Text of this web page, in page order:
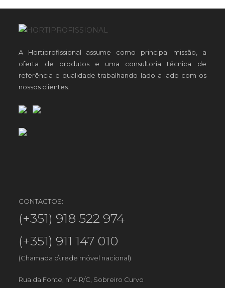
A Hortiprofissional assume como principal missão, a
oferta de produtos e uma consultoria técnica de
referência e qualidade trabalhando lado a lado com os
nossos clientes.
CONTACTOS:
(+351) 918 522 974
(+351) 911 147 010
(Chamada p\ rede móvel nacional)
Rua da Fonte, nº 4 R/C, Sobreiro Curvo